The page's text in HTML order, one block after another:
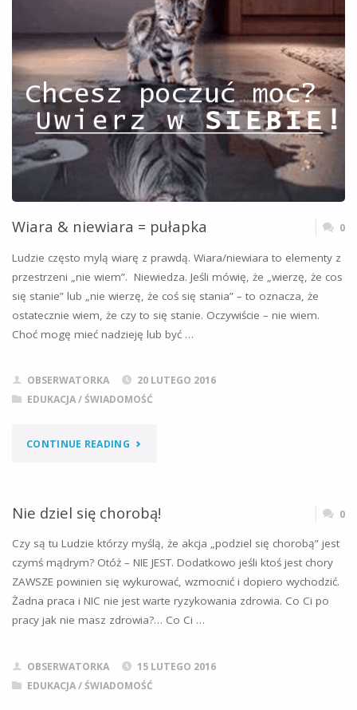
Wiara & niewiara = pułapka 0
Ludzie często mylą wiarę z prawdą. Wiara/niewiara to elementy z
przestrzeni „nie wiem”. Niewiedza. Jeśli mówię, że „wierzę, że cos
się stanie” lub „nie wierzę, że coś się stania” – to oznacza, że
ostatecznie wiem, że czy to się stanie. Oczywiście – nie wiem.
Choć mogę mieć nadzieję lub być …
OBSERWATORKA
20 LUTEGO 2016
EDUKACJA / ŚWIADOMOŚĆ
CONTINUE READING"WIARA
NIEWIARA
PUŁAPKA"
Nie dziel się chorobą! 0
Czy są tu Ludzie którzy myślą, że akcja „podziel się chorobą” jest
czymś mądrym? Otóż – NIE JEST. Dodatkowo jeśli ktoś jest chory
ZAWSZE powinien się wykurować, wzmocnić i dopiero wychodzić.
Żadna praca i NIC nie jest warte ryzykowania zdrowia. Co Ci po
pracy jak nie masz zdrowia?… Co Ci …
OBSERWATORKA
15 LUTEGO 2016
EDUKACJA / ŚWIADOMOŚĆ